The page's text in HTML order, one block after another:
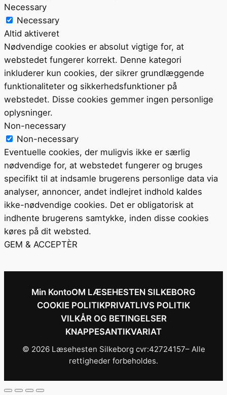
Necessary
Necessary
Altid aktiveret
Nødvendige cookies er absolut vigtige for, at
webstedet fungerer korrekt. Denne kategori
inkluderer kun cookies, der sikrer grundlæggende
funktionaliteter og sikkerhedsfunktioner på
webstedet. Disse cookies gemmer ingen personlige
oplysninger.
Non-necessary
Non-necessary
Eventuelle cookies, der muligvis ikke er særlig
nødvendige for, at webstedet fungerer og bruges
specifikt til at indsamle brugerens personlige data via
analyser, annoncer, andet indlejret indhold kaldes
ikke-nødvendige cookies. Det er obligatorisk at
indhente brugerens samtykke, inden disse cookies
køres på dit websted.
GEM & ACCEPTÈR
Min KontoOM LÆSEHESTEN SILKEBORG
COOKIE POLITIKPRIVATLIVS POLITIK
VILKÅR OG BETINGELSER
KNAPPESANTIKVARIAT
© 2026 Læsehesten Silkeborg cvr:42724157– Alle
rettigheder forbeholdes.